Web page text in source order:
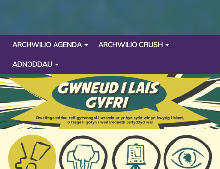
ARCHWILIO AGENDA ARCHWILIO CRUSH
ADNODDAU